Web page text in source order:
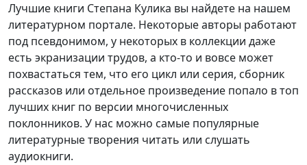
Лучшие книги Степана Кулика вы найдете на нашем
литературном портале. Некоторые авторы работают
под псевдонимом, у некоторых в коллекции даже
есть экранизации трудов, а кто-то и вовсе может
похвастаться тем, что его цикл или серия, сборник
рассказов или отдельное произведение попало в топ
лучших книг по версии многочисленных
поклонников. У нас можно самые популярные
литературные творения читать или слушать
аудиокниги.